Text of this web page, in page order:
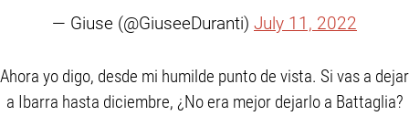
— Giuse (@GiuseeDuranti) July 11, 2022
Ahora yo digo, desde mi humilde punto de vista. Si vas a dejar
a Ibarra hasta diciembre, ¿No era mejor dejarlo a Battaglia?